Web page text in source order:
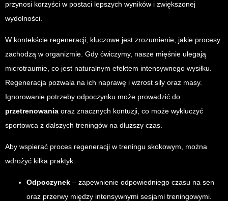
przynosi korzyści w postaci lepszych wyników i zwiększonej
wydolności.
W kontekście regeneracji, kluczowe jest zrozumienie, jakie procesy
zachodzą w organizmie. Gdy ćwiczymy, nasze mięśnie ulegają
microtraumie, co jest naturalnym efektem intensywnego wysiłku.
Regeneracja pozwala na ich naprawę i wzrost siły oraz masy.
Ignorowanie potrzeby odpoczynku może prowadzić do
przetrenowania oraz znacznych kontuzji, co może wykluczyć
sportowca z dalszych treningów na dłuższy czas.
Aby wspierać proces regeneracji w treningu skokowym, można
wdrożyć kilka praktyk:
Odpoczynek – zapewnienie odpowiedniego czasu na sen
oraz przerwy między intensywnymi sesjami treningowymi.